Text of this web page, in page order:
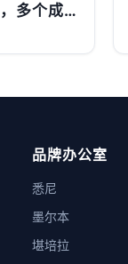
多个成功
品牌办公室
悉尼
墨尔本
堪培拉